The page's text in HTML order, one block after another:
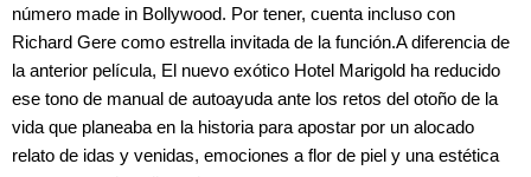
número made in Bollywood. Por tener, cuenta incluso con
Richard Gere como estrella invitada de la función.A diferencia de
la anterior película, El nuevo exótico Hotel Marigold ha reducido
ese tono de manual de autoayuda ante los retos del otoño de la
vida que planeaba en la historia para apostar por un alocado
relato de idas y venidas, emociones a flor de piel y una estética